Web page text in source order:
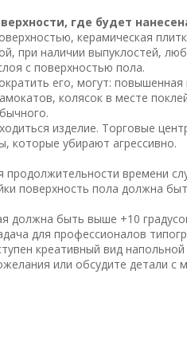
где будет
керамическая
при наличии выпуклостей,
с поверхностью пола.
его, могут:
колясок в месте
изделие. Торговые
которые убирают агрессивно.
времени
поверхность пола должна
должна быть выше +10
для профессионалов
креативный вид
или обсудите детали